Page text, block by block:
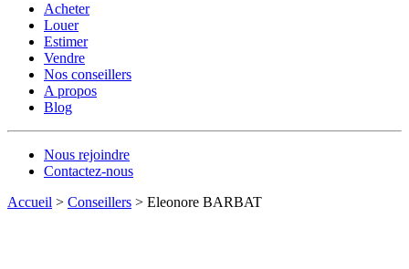
Acheter
Louer
Estimer
Vendre
Nos conseillers
A propos
Blog
Nous rejoindre
Contactez-nous
Accueil > Conseillers > Eleonore BARBAT